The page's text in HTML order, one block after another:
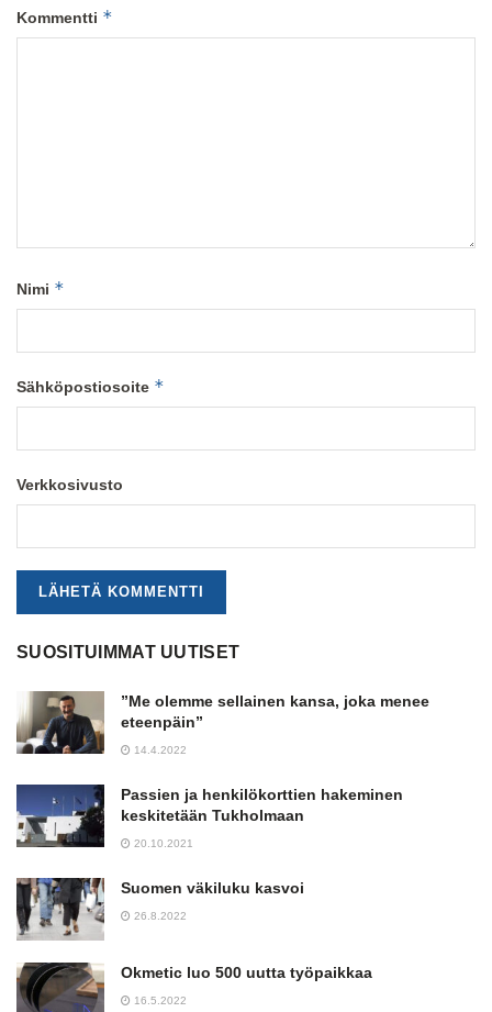
Kommentti *
Nimi *
Sähköpostiosoite *
Verkkosivusto
SUOSITUIMMAT UUTISET
”Me olemme sellainen kansa, joka menee
eteenpäin”
14.4.2022
Passien ja henkilökorttien hakeminen
keskitetään Tukholmaan
20.10.2021
Suomen väkiluku kasvoi
26.8.2022
Okmetic luo 500 uutta työpaikkaa
16.5.2022